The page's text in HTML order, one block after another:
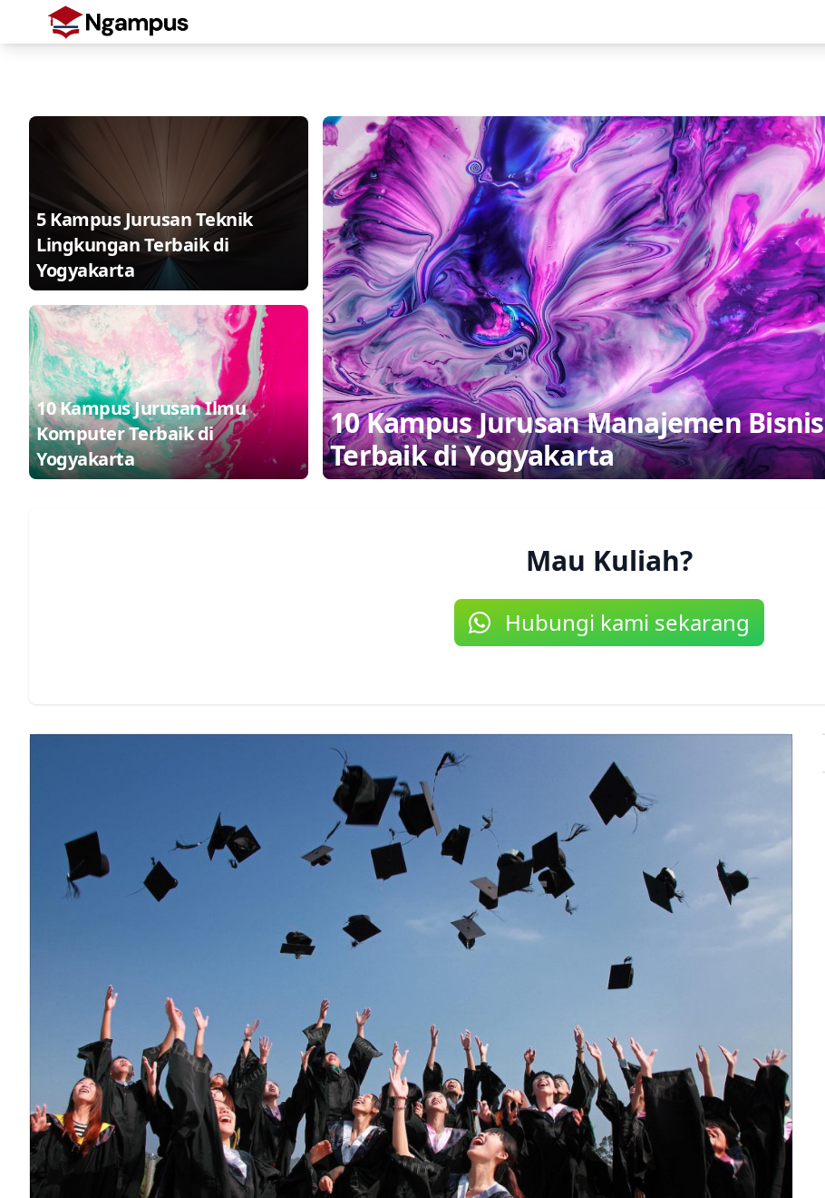
5 Kampus Jurusan Teknik
Lingkungan Terbaik di
Yogyakarta
10 Kampus Jurusan Manajemen Bisnis
Terbaik di Yogyakarta
10 Kampus Jurusan Ilmu
Komputer Terbaik di
Yogyakarta
Mau Kuliah?
Hubungi kami sekarang